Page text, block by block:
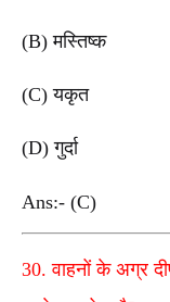
(B) मस्तिष्क
(C) यकृत
(D) गुर्दा
Ans:- (C)
30. वाहनों के अग्र